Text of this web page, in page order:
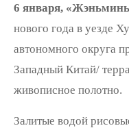
6 января,
нового года в уезде
автономного округа
Западный Китай/
живописное полотно.
Залитые водой